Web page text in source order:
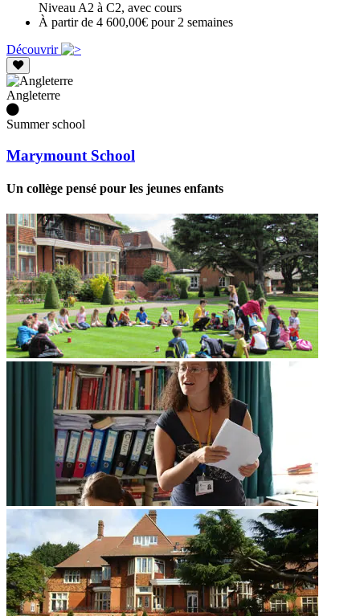
Niveau A2 à C2, avec cours
À partir de 4 600,00€ pour 2 semaines
Découvrir
Angleterre
Summer school
Marymount School
Un collège pensé pour les jeunes enfants